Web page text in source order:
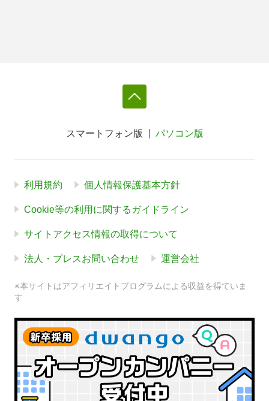
スマートフォン版 パソコン版
利用規約 個人情報保護基本方針
Cookie等の利用に関するガイドライン
サイトアクセス情報の取得について
法人・プレスお問い合わせ 運営会社
※本サイトはアフィリエイトプログラムによる収益を得ていま
す